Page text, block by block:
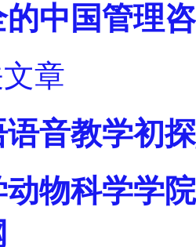
的中国管理
章
音教学初
物科学学